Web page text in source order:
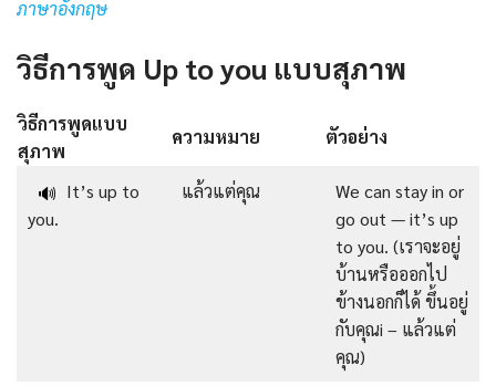
ภาษาอังกฤษ
วิธีการพูด Up to you แบบสุภาพ
วิธีการพูดแบบ
สุภาพ
ความหมาย ตัวอย่าง
🔊 It’s up to
you.
แล้วแต่คุณ
We can stay in or
go out — it’s up
to you. (เราจะอยู่
บ้านหรือออกไป
ข้างนอกก็ได้ ขึ้นอยู่
กับคุณi – แล้วแต่
คุณ)